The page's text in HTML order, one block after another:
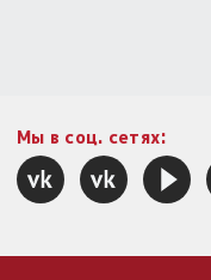
Мы в соц. сетях: